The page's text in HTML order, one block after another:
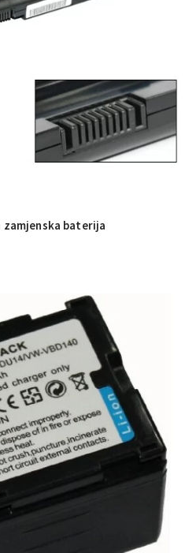
zamjenska baterija